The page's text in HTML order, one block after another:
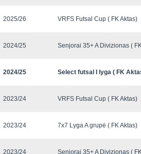
2025/26 VRFS Futsal Cup ( FK Aktas)
2024/25 Senjorai 35+ A Divizionas (
2024/25 Select futsal I lyga ( FK
2023/24 VRFS Futsal Cup ( FK Aktas)
2023/24 7x7 Lyga A grupė ( FK Aktas)
2023/24 Senjorai 35+ A Divizionas (